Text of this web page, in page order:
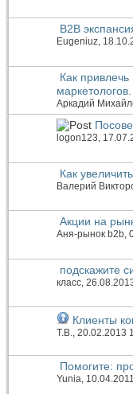
B2B
Eugeniuz,
Как
маркетологов.
Аркадий
logon123,
Как
Валерий
Акции на
Аня-рынок b2b,
подскажите
класс ,
Клиенты
Т.В., 20.02.2013
Помогите:
Yunia ,